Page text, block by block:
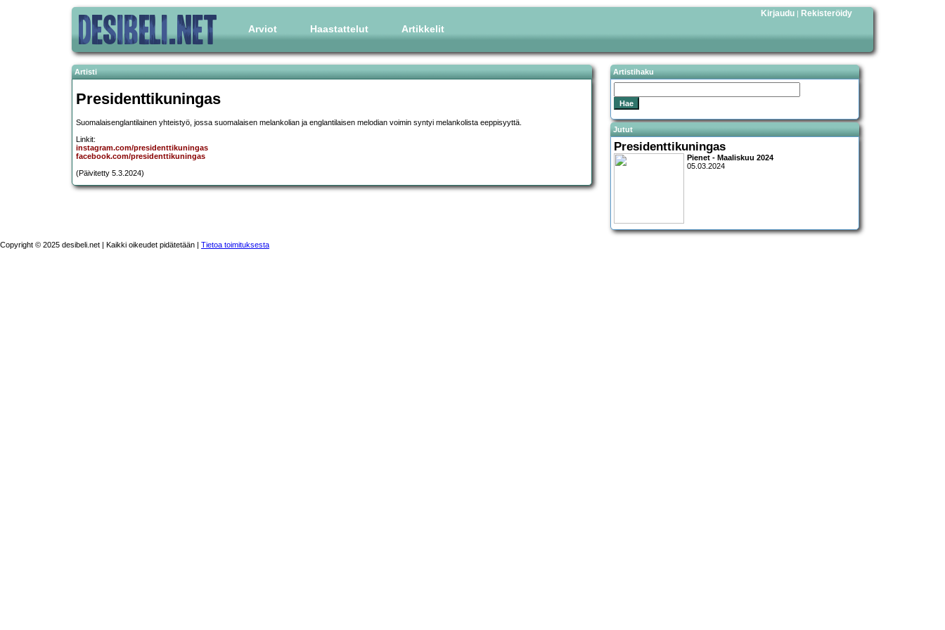
Arviot Haastattelut Artikkelit
Kirjaudu | Rekisteröidy
Artisti
Presidenttikuningas
Suomalaisenglantilainen yhteistyö, jossa suomalaisen melankolian ja englantilaisen melodian voimin syntyi melankolista eeppisyyttä.
Linkit:
instagram.com/presidenttikuningas
facebook.com/presidenttikuningas
(Päivitetty 5.3.2024)
Artistihaku
Jutut
Presidenttikuningas
Pienet - Maaliskuu 2024
05.03.2024
Copyright © 2025 desibeli.net | Kaikki oikeudet pidätetään | Tietoa toimituksesta